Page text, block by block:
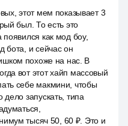
этот мем показывает 3
был. То есть это
как мод боу,
бота, и сейчас он
похоже на нас. В
вот этот хайп массовый
себе макмини, чтобы
запускать, типа
тысяч 50, 60 ₽. Это и